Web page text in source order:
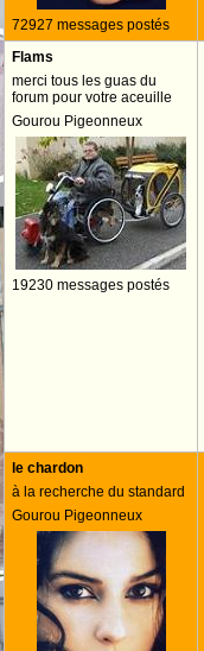
72927 messages postés
Flams
merci tous les guas du
forum pour votre aceuille
Gourou Pigeonneux
19230 messages postés
le chardon
à la recherche du standard
Gourou Pigeonneux